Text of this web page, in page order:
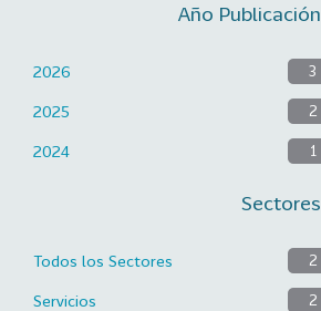
Año Publicación
2026 3
2025 2
2024 1
Sectores
Todos los Sectores 2
Servicios 2